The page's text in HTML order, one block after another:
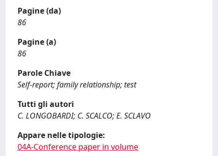
Pagine (da)
86
Pagine (a)
86
Parole Chiave
Self-report; family relationship; test
Tutti gli autori
C. LONGOBARDI; C. SCALCO; E. SCLAVO
Appare nelle tipologie:
04A-Conference paper in volume